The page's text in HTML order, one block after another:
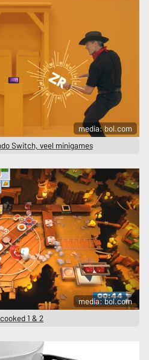
media: bol.com
Switch, veel minigames
media: bol.com
1 & 2